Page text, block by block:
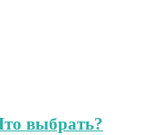
выбрать?